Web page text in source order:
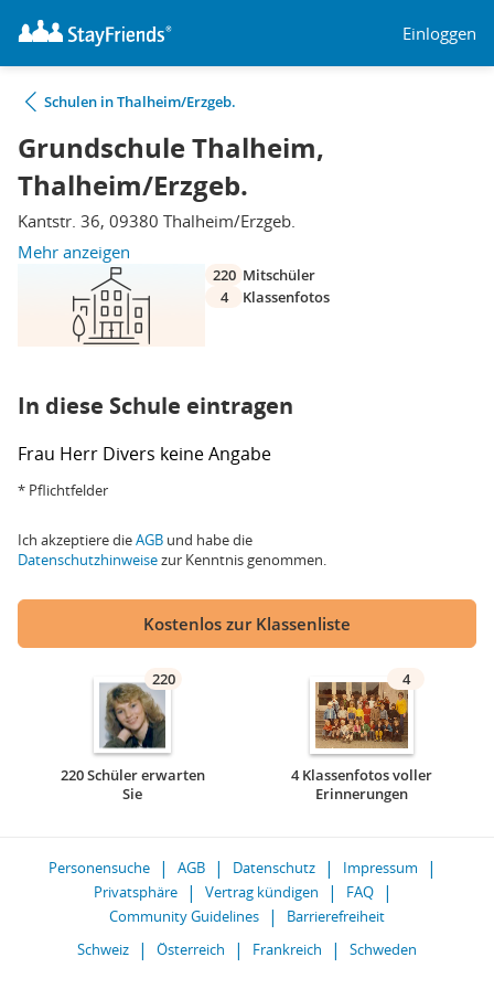
Einloggen
Schulen in Thalheim/Erzgeb.
Grundschule Thalheim,
Thalheim/Erzgeb.
Kantstr. 36, 09380 Thalheim/Erzgeb.
Mehr anzeigen
220 Mitschüler
4
Klassenfotos
In diese Schule eintragen
Frau Herr Divers keine Angabe
* Pflichtfelder
Ich akzeptiere dieAGB und habe die
Datenschutzhinweisezur Kenntnis genommen.
Kostenlos zur Klassenliste
220
220 Schüler erwarten
Sie
4
4 Klassenfotos voller
Erinnerungen
Personensuche AGB Datenschutz
Impressum
Privatsphäre
Vertrag kündigen
FAQ
Community Guidelines
Barrierefreiheit
Schweiz
Österreich Frankreich Schweden